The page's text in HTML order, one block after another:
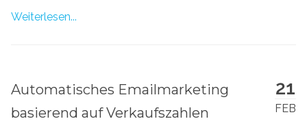
Weiterlesen...
21
FEB
Automatisches Emailmarketing
basierend auf Verkaufszahlen